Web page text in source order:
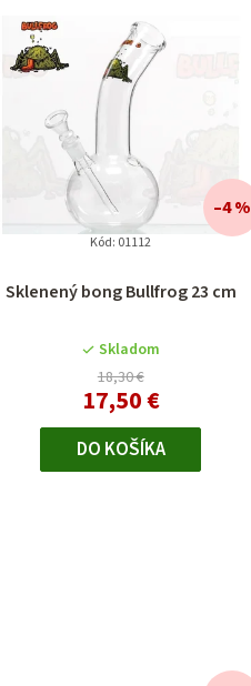
Sklenený bong Bullfrog 23 cm
Skladom
18,30 €
17,50 €
–4 %
DO KOŠÍKA
Kód: 01112